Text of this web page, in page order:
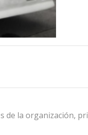
de la organización,